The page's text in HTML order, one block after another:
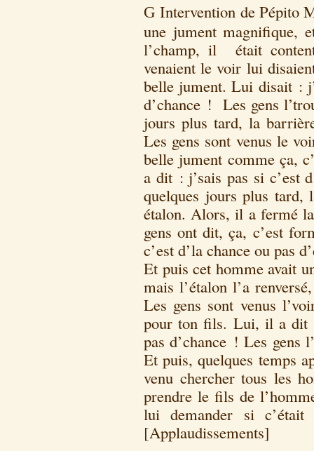
GIntervention de Pépito
une jument magnifique,
l’champ, il était
venaient le voir lui
belle jument. Lui disait :
d’chance ! Les gens
jours plus tard, la
Les gens sont venus le
belle jument comme ça,
a dit : j’sais pas si c’est
quelques jours plus tard,
étalon. Alors, il a fermé
gens ont dit, ça, c’est
c’est d’la chance ou pas
Et puis cet homme avait
mais l’étalon l’a
Les gens sont venus
pour ton fils. Lui, il a dit :
pas d’chance ! Les gens
Et puis, quelques temps
venu chercher tous les
prendre le fils de
lui demander si
[Applaudissements]